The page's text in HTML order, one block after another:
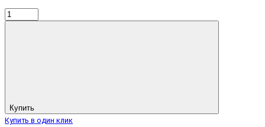
Купить
Купить в один клик